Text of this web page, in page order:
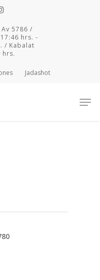
5786 /
hrs. -
/ Kabalat
hrs.
Jadashot